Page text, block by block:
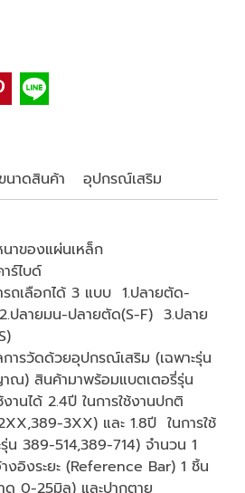
นาดสินค้า อุปกรณ์เสริม
าของแผ่นเหล็ก
ร์ไบด์
ถเลือกได้ 3 แบบ 1.ปลายตัด-
ปลายมน-ปลายตัด(S-F) 3.ปลาย
ารวัดด้วยอุปกรณ์เสริม (เฉพาะรุ่น
) สินค้ามาพร้อมแบตเตอรี่รุ่น
านได้ 2.4ปี ในการใช้งานปกติ
3XX) และ 1.8ปี ในการใช้
น 389-514,389-714) จำนวน 1
งอิงระยะ (Reference Bar) 1 ชิ้น
ด 0-25มิล) และปากตาย